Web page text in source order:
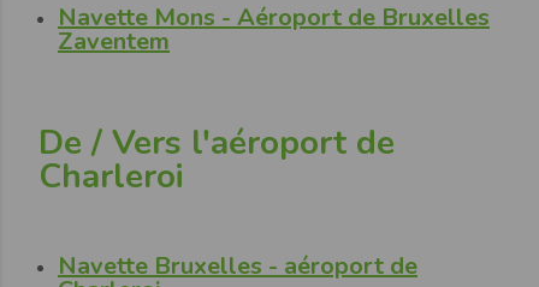
Navette Mons - Aéroport de Bruxelles
Zaventem
De / Vers l'aéroport de
Charleroi
Navette Bruxelles - aéroport de